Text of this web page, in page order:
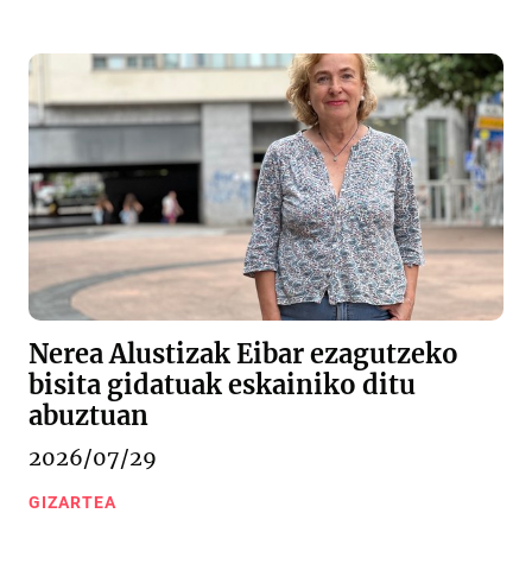
Nerea Alustizak Eibar ezagutzeko
bisita gidatuak eskainiko ditu
abuztuan
2026/07/29
GIZARTEA